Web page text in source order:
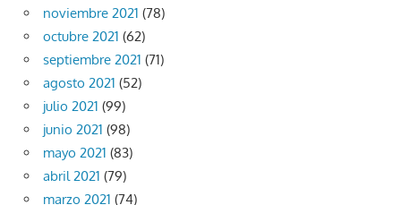
noviembre 2021 (78)
octubre 2021 (62)
septiembre 2021 (71)
agosto 2021 (52)
julio 2021 (99)
junio 2021 (98)
mayo 2021 (83)
abril 2021 (79)
marzo 2021 (74)